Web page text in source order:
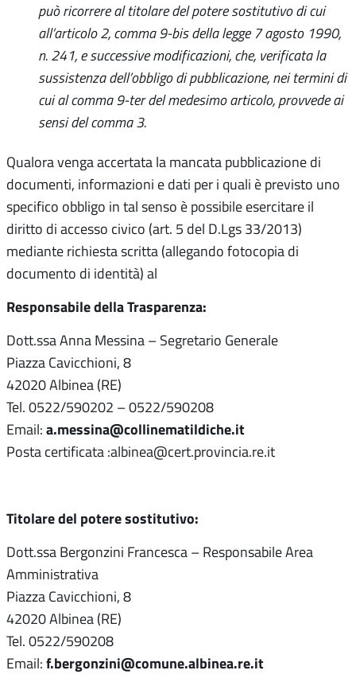
può ricorrere al titolare del potere sostitutivo di cui
all’articolo 2, comma 9-bis della legge 7 agosto 1990,
n. 241, e successive modificazioni, che, verificata la
sussistenza dell’obbligo di pubblicazione, nei termini di
cui al comma 9-ter del medesimo articolo, provvede ai
sensi del comma 3.
Qualora venga accertata la mancata pubblicazione di
documenti, informazioni e dati per i quali è previsto uno
specifico obbligo in tal senso è possibile esercitare il
diritto di accesso civico (art. 5 del D.Lgs 33/2013)
mediante richiesta scritta (allegando fotocopia di
documento di identità) al
Responsabile della Trasparenza:
Dott.ssa Anna Messina – Segretario Generale
Piazza Cavicchioni, 8
42020 Albinea (RE)
Tel. 0522/590202 – 0522/590208
Email: a.messina@collinematildiche.it
Posta certificata :albinea@cert.provincia.re.it
Titolare del potere sostitutivo:
Dott.ssa Bergonzini Francesca – Responsabile Area
Amministrativa
Piazza Cavicchioni, 8
42020 Albinea (RE)
Tel. 0522/590208
Email: f.bergonzini@comune.albinea.re.it